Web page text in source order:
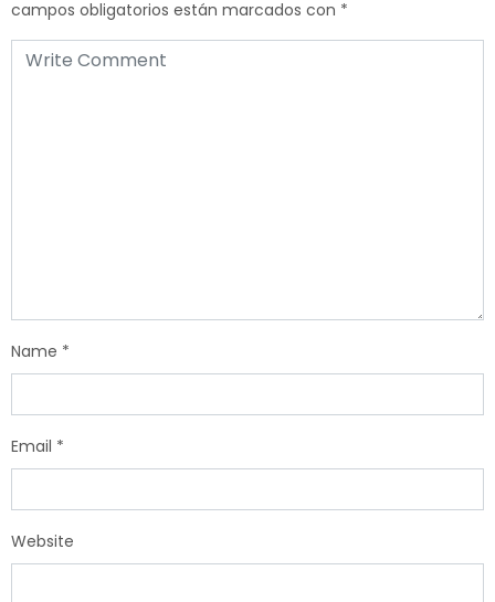
campos obligatorios están marcados con *
Name *
Email *
Website